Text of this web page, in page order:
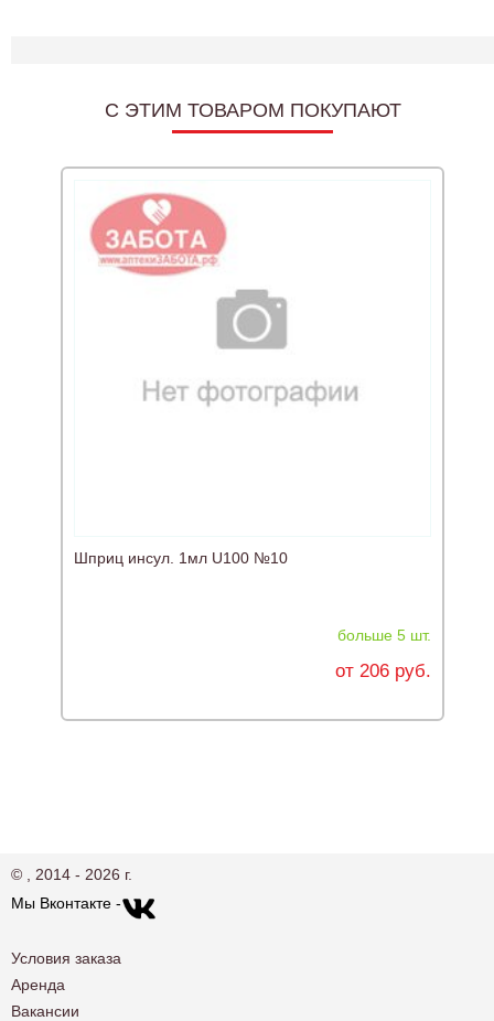
C ЭТИМ ТОВАРОМ ПОКУПАЮТ
Шприц инсул. 1мл U100 №10
больше 5 шт.
от 206 руб.
© , 2014 - 2026 г.
Мы Вконтакте -
Условия заказа
Аренда
Вакансии